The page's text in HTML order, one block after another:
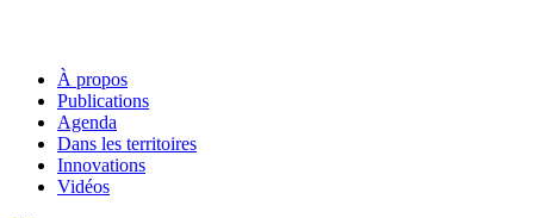
À propos
Publications
Agenda
Dans les territoires
Innovations
Vidéos